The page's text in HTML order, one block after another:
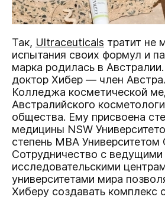
Так, Ultraceuticals тратит не
испытания своих формул и
марка родилась в
доктор Хибер — член
Колледжа косметической
Австралийского
общества. Ему присвоена
медицины NSW
степень МВА Университетом
Сотрудничество с ведущими
исследовательскими
университетами мира
Хиберу создавать комплекс